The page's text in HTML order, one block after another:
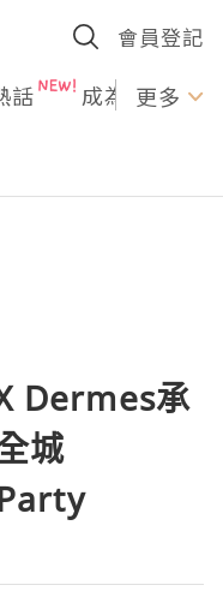
會員登記
話 成為U更多
Dermes承
城